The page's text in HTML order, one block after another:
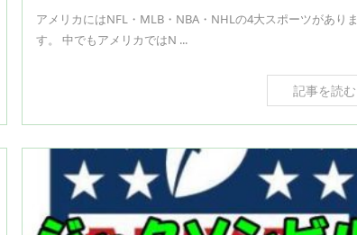
アメリカにはNFL・MLB・NBA・NHLの4大スポーツがありま
す。 中でもアメリカではN ...
記事を読む